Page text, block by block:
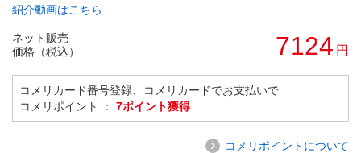
紹介動画はこちら
ネット販売
価格（税込）
7124 円
コメリカード番号登録、コメリカードでお支払いで
コメリポイント ： 7ポイント獲得
コメリポイントについて